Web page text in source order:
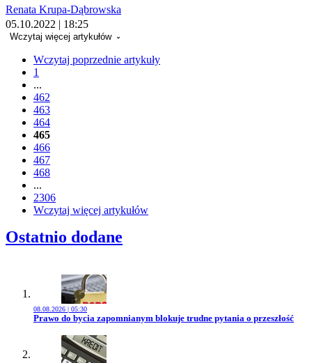
Renata Krupa-Dąbrowska
05.10.2022 | 18:25
Wczytaj więcej artykułów
Wczytaj poprzednie artykuły
1
...
462
463
464
465
466
467
468
...
2306
Wczytaj więcej artykułów
Ostatnio dodane
08.08.2026 | 05:30
Przejdź do artykułu:
Prawo do bycia zapomnianym blokuje trudne pytania o przeszłość